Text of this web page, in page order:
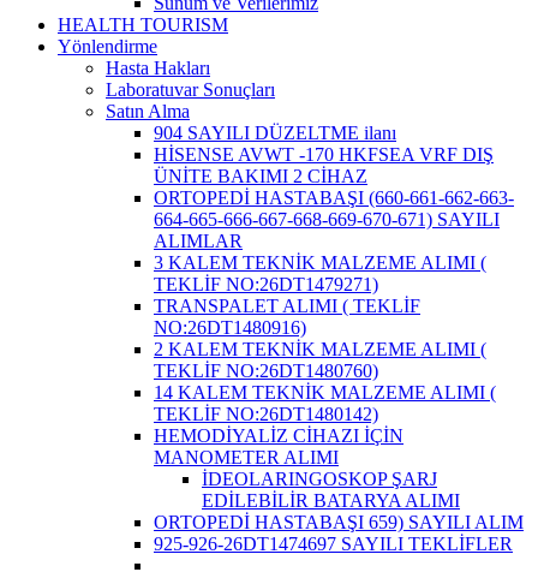
HEALTH TOURISM
Yönlendirme
Hasta Hakları
Laboratuvar Sonuçları
Satın Alma
904 SAYILI DÜZELTME ilanı
HİSENSE AVWT -170 HKFSEA VRF DIŞ
ÜNİTE BAKIMI 2 CİHAZ
ORTOPEDİ HASTABAŞI (660-661-662-663-
664-665-666-667-668-669-670-671) SAYILI
ALIMLAR
3 KALEM TEKNİK MALZEME ALIMI (
TEKLİF NO:26DT1479271)
TRANSPALET ALIMI ( TEKLİF
NO:26DT1480916)
2 KALEM TEKNİK MALZEME ALIMI (
TEKLİF NO:26DT1480760)
14 KALEM TEKNİK MALZEME ALIMI (
TEKLİF NO:26DT1480142)
HEMODİYALİZ CİHAZI İÇİN
MANOMETER ALIMI
İDEOLARINGOSKOP ŞARJ
EDİLEBİLİR BATARYA ALIMI
ORTOPEDİ HASTABAŞI 659) SAYILI ALIM
925-926-26DT1474697 SAYILI TEKLİFLER